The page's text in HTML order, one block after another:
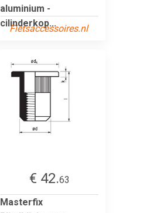
aluminium -
cilinderkop...
Fietsaccessoires.nl
€ 42.63
Masterfix